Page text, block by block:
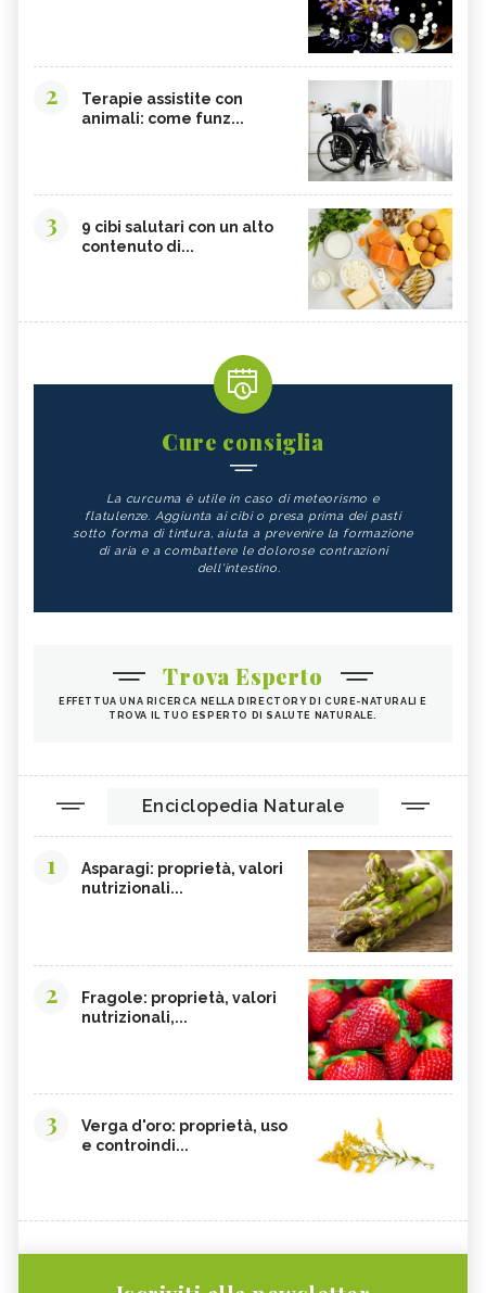
2
Terapie assistite con
animali: come funz...
3
9 cibi salutari con un alto
contenuto di...
Cure consiglia
La curcuma è utile in caso di meteorismo e
flatulenze. Aggiunta ai cibi o presa prima dei pasti
sotto forma di tintura, aiuta a prevenire la formazione
di aria e a combattere le dolorose contrazioni
dell'intestino.
Trova Esperto
EFFETTUA UNA RICERCA NELLA DIRECTORY DI CURE-NATURALI E
TROVA IL TUO ESPERTO DI SALUTE NATURALE.
Enciclopedia Naturale
1
Asparagi: proprietà, valori
nutrizionali...
2
Fragole: proprietà, valori
nutrizionali,...
3
Verga d'oro: proprietà, uso
e controindi...